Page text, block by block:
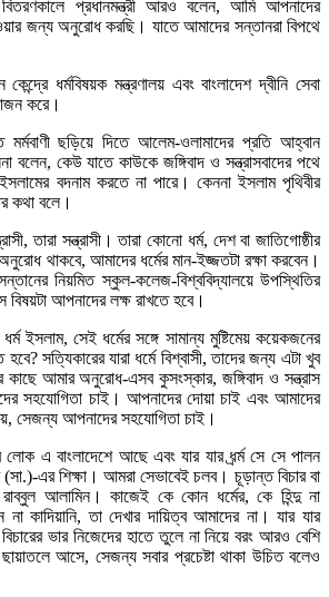
প্রধানমন্ত্রী আরও বলেন, আমি আপনাদের
জন্য অনুরোধ করছি। যাতে আমাদের সন্তানরা বিপথে
ধর্মবিষয়ক মন্ত্রণালয় এবং বাংলাদেশ দ্বীনি সেবা
করে।
ছড়িয়ে দিতে আলেম-ওলামাদের প্রতি আহ্বান
বলেন, কেউ যাতে কাউকে জঙ্গিবাদ ও সন্ত্রাসবাদের পথে
বদনাম করতে না পারে। কেননা ইসলাম পৃথিবীর
কথা বলে।
তারা সন্ত্রাসী। তারা কোনো ধর্ম, দেশ বা জাতিগোষ্ঠীর
থাকবে, আমাদের ধর্মের মান-ইজ্জতটা রক্ষা করবেন।
নিয়মিত স্কুল-কলেজ-বিশ্ববিদ্যালয়ে উপস্থিতির
বিষয়টা আপনাদের লক্ষ রাখতে হবে।
ধর্ম ইসলাম, সেই ধর্মের সঙ্গে সামান্য মুষ্টিমেয় কয়েকজনের
সত্যিকারের যারা ধর্মে বিশ্বাসী, তাদের জন্য এটা খুব
আমার অনুরোধ-এসব কুসংস্কার, জঙ্গিবাদ ও সন্ত্রাস
সহযোগিতা চাই। আপনাদের দোয়া চাই এবং আমাদের
সেজন্য আপনাদের সহযোগিতা চাই।
লোক এ বাংলাদেশে আছে এবং যার যার ধর্র্ম সে সে পালন
এর শিক্ষা। আমরা সেভাবেই চলব। চূড়ান্ত বিচার বা
আলামিন। কাজেই কে কোন ধর্মের, কে হিন্দু না
না কাদিয়ানি, তা দেখার দায়িত্ব আমাদের না। যার যার
ভার নিজেদের হাতে তুলে না নিয়ে বরং আরও বেশি
আসে, সেজন্য সবার প্রচেষ্টা থাকা উচিত বলেও